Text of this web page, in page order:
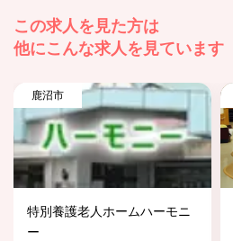
この求人を見た方は
他にこんな求人を見ています
鹿沼市
特別養護老人ホームハーモニ
ー